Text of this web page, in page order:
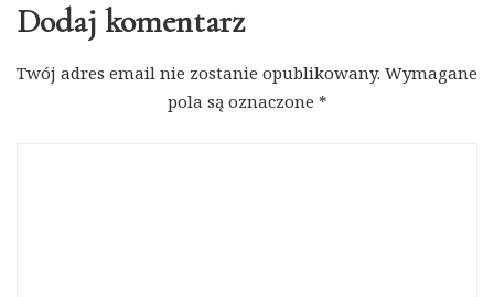
Dodaj komentarz
Twój adres email nie zostanie opublikowany. Wymagane
pola są oznaczone *